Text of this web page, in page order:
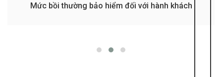
Mức bồi thường bảo hiểm đối với hành khách